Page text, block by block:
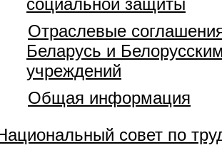
социальной защиты
Отраслевые
Беларусь и
учреждений
Общая информация
совет по